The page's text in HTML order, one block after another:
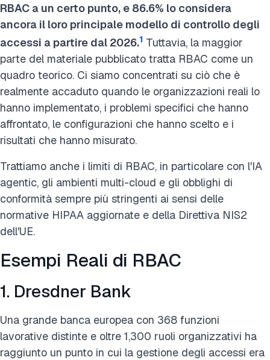
RBAC a un certo punto, e 86.6% lo considera
ancora il loro principale modello di controllo degli
accessi a partire dal 2026.1 Tuttavia, la maggior
parte del materiale pubblicato tratta RBAC come un
quadro teorico. Ci siamo concentrati su ciò che è
realmente accaduto quando le organizzazioni reali lo
hanno implementato, i problemi specifici che hanno
affrontato, le configurazioni che hanno scelto e i
risultati che hanno misurato.
Trattiamo anche i limiti di RBAC, in particolare con l'IA
agentic, gli ambienti multi-cloud e gli obblighi di
conformità sempre più stringenti ai sensi delle
normative HIPAA aggiornate e della Direttiva NIS2
dell'UE.
Esempi Reali di RBAC
1. Dresdner Bank
Una grande banca europea con 368 funzioni
lavorative distinte e oltre 1,300 ruoli organizzativi ha
raggiunto un punto in cui la gestione degli accessi era